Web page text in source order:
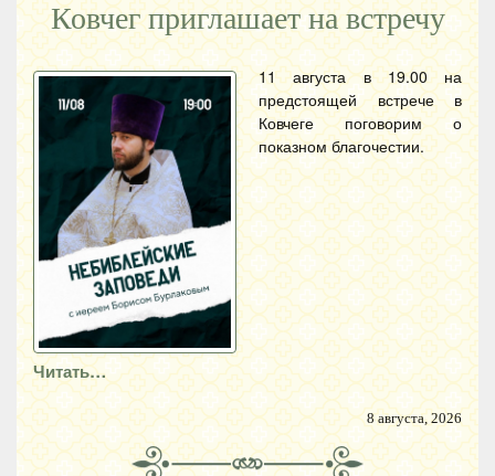
Ковчег приглашает на встречу
11 августа в 19.00 на
предстоящей встрече в
Ковчеге поговорим о
показном благочестии.
Читать…
8 августа, 2026